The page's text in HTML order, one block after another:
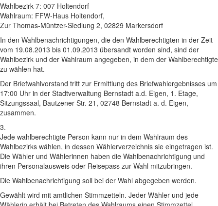
Wahlbezirk 7: 007 Holtendorf
Wahlraum: FFW-Haus Holtendorf,
Zur Thomas-Müntzer-Siedlung 2, 02829 Markersdorf
In den Wahlbenachrichtigungen, die den Wahlberechtigten in der Zeit
vom 19.08.2013 bis 01.09.2013 übersandt worden sind, sind der
Wahlbezirk und der Wahlraum angegeben, in dem der Wahlberechtigte
zu wählen hat.
Der Briefwahlvorstand tritt zur Ermittlung des Briefwahlergebnisses um
17:00 Uhr in der Stadtverwaltung Bernstadt a.d. Eigen, 1. Etage,
Sitzungssaal, Bautzener Str. 21, 02748 Bernstadt a. d. Eigen,
zusammen.
3.
Jede wahlberechtigte Person kann nur in dem Wahlraum des
Wahlbezirks wählen, in dessen Wählerverzeichnis sie eingetragen ist.
Die Wähler und Wählerinnen haben die Wahlbenachrichtigung und
ihren Personalausweis oder Reisepass zur Wahl mitzubringen.
Die Wahlbenachrichtigung soll bei der Wahl abgegeben werden.
Gewählt wird mit amtlichen Stimmzetteln. Jeder Wähler und jede